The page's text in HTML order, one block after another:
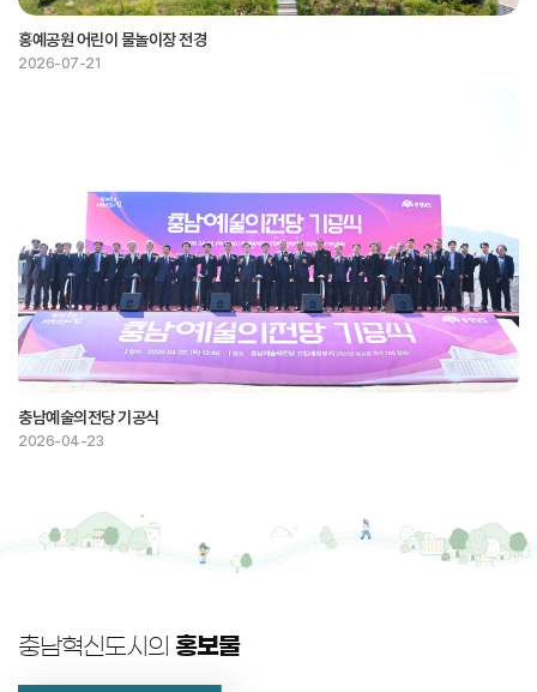
홍예공원 어린이 물놀이장 전경
2026-07-21
충남예술의전당 기공식
2026-04-23
충남혁신도시의 홍보물